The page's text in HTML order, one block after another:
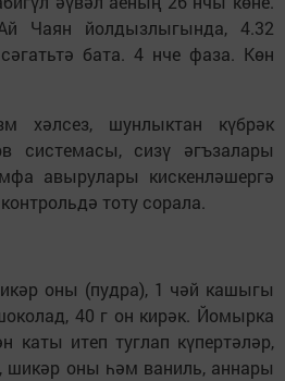
Чаян йолдызлыгында, 4.32
бата. 4 нче фаза. Көн
хәлсез, шунлыктан күбрәк
системасы, сизү әгъзалары
авырулары кискенләшергә
тоту сорала.
оны (пуд­ра), 1 чәй кашыгы
40 г он кирәк. Йомырка
каты итеп туглап күпертәләр,
шикәр оны һәм ваниль, аннары